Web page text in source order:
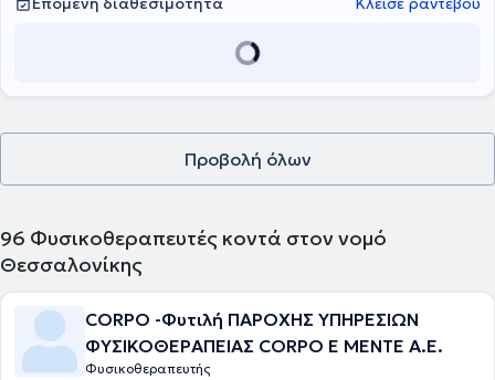
Προβολή όλων
96 Φυσικοθεραπευτές κοντά στον νομό
Θεσσαλονίκης
CORPO -Φυτιλή ΠΑΡΟΧΗΣ ΥΠΗΡΕΣΙΩΝ
ΦΥΣΙΚΟΘΕΡΑΠΕΙΑΣ CORPO E MENTE Α.Ε.
Φυσικοθεραπευτής